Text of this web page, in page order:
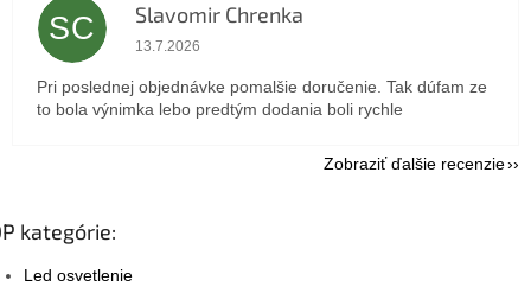
SC Slavomir Chrenka
Hodnotenie obchodu je 5 z 5 hviezdičiek.
13.7.2026
Pri poslednej objednávke pomalšie doručenie. Tak dúfam ze
to bola výnimka lebo predtým dodania boli rychle
Zobraziť ďalšie recenzie
kategórie:
Led osvetlenie